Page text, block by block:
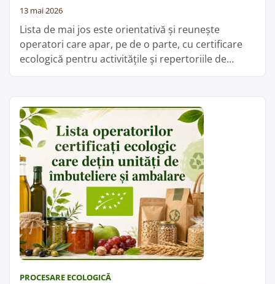
de
patiserie”
13 mai 2026
Lista de mai jos este orientativă și reunește
operatori care apar, pe de o parte, cu certificare
ecologică pentru activitățile și repertoriile de
produselor alimentare și/sau centre de prelucrare
lapte … Cite;te mai departe„Lista
operatorilor
certificați
ecologic
care
dețin
automate
de
lapte
crud
PROCESARE ECOLOGICĂ